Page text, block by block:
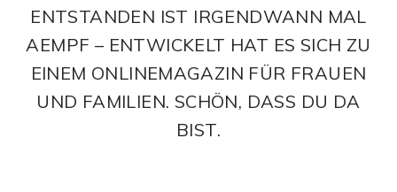
ENTSTANDEN IST IRGENDWANN MAL
AEMPF – ENTWICKELT HAT ES SICH ZU
EINEM ONLINEMAGAZIN FÜR FRAUEN
UND FAMILIEN. SCHÖN, DASS DU DA
BIST.